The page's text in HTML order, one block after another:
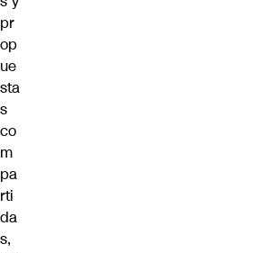
pr
op
ue
sta
s
co
m
pa
rti
da
s,